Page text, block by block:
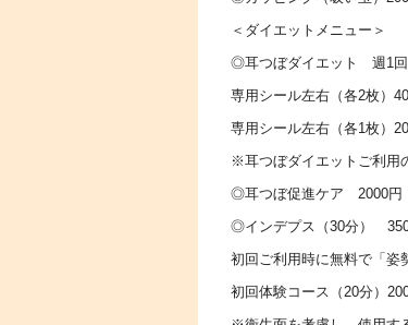
＜ダイエットメニュー＞
◎耳つぼダイエット 週1回
専用シール左右（各2枚）
専用シール左右（各1枚）
※耳つぼダイエットご利用
◎耳つぼ促進ケア 2000円
◎インデプス（30分）
初回ご利用時に無料で「姿
初回体験コース（20分）